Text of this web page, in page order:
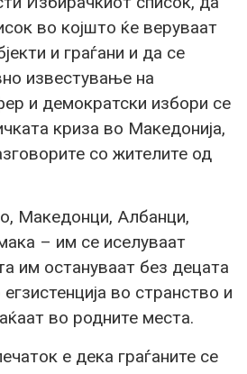
во којшто ќе веруваат
и граѓани и да се
известување на
и демократски избори се
криза во Македонија,
со жителите од
Македонци, Албанци,
– им се иселуваат
им остануваат без децата
во странство и
во родните места.
е дека граѓаните се